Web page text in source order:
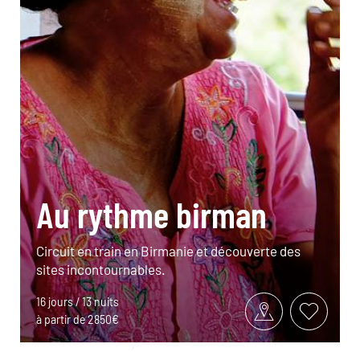
Au rythme birman
Circuit en train en Birmanie et découverte des
sites incontournables.
16 jours / 13 nuits
à partir de 2850€